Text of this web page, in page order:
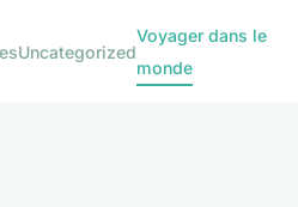
Uncategorized
Voyager dans le
monde